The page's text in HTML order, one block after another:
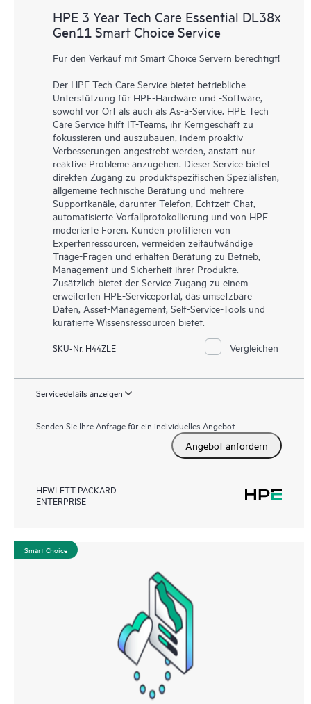
HPE 3 Year Tech Care Essential DL38x
Gen11 Smart Choice Service
Für den Verkauf mit Smart Choice Servern berechtigt!
Der HPE Tech Care Service bietet betriebliche
Unterstützung für HPE-Hardware und -Software,
sowohl vor Ort als auch als As-a-Service. HPE Tech
Care Service hilft IT-Teams, ihr Kerngeschäft zu
fokussieren und auszubauen, indem proaktiv
Verbesserungen angestrebt werden, anstatt nur
reaktive Probleme anzugehen. Dieser Service bietet
direkten Zugang zu produktspezifischen Spezialisten,
allgemeine technische Beratung und mehrere
Supportkanäle, darunter Telefon, Echtzeit-Chat,
automatisierte Vorfallprotokollierung und von HPE
moderierte Foren. Kunden profitieren von
Expertenressourcen, vermeiden zeitaufwändige
Triage-Fragen und erhalten Beratung zu Betrieb,
Management und Sicherheit ihrer Produkte.
Zusätzlich bietet der Service Zugang zu einem
erweiterten HPE-Serviceportal, das umsetzbare
Daten, Asset-Management, Self-Service-Tools und
kuratierte Wissensressourcen bietet.
SKU-Nr. H44ZLE Vergleichen
Servicedetails anzeigen
Senden Sie Ihre Anfrage für ein individuelles Angebot
Angebot anfordern
HEWLETT PACKARD
ENTERPRISE
Smart Choice